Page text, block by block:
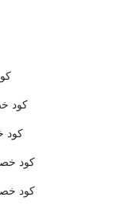
كود
كود
كود
كود